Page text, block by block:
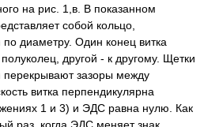
на рис. 1,в. В показанном
собой кольцо,
по диаметру. Один конец витка
другой - к другому. Щетки
перекрывают зазоры между
витка перпендикулярна
1 и 3) и ЭДС равна нулю. Как